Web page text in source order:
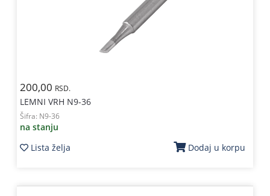
200,00 RSD.
LEMNI VRH N9-36
Šifra: N9-36
na stanju
Lista želja
Dodaj u korpu